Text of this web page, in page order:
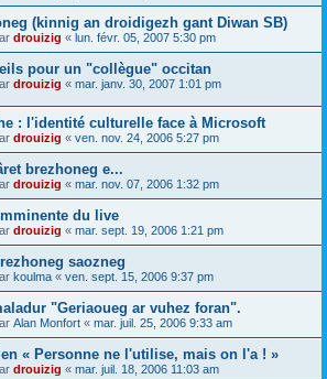
(kinnig an droidigezh gant Diwan SB)
drouizig « lun. févr. 05, 2007 5:30 pm
pour un "collègue" occitan
drouizig « mar. janv. 30, 2007 1:01 pm
: l'identité culturelle face à Microsoft
drouizig « ven. nov. 24, 2006 5:27 pm
brezhoneg e...
drouizig « mar. nov. 07, 2006 1:32 pm
du live
drouizig « mar. sept. 19, 2006 1:21 pm
saozneg
koulma « ven. sept. 15, 2006 9:37 pm
"Geriaoueg ar vuhez foran".
Alan Monfort « mar. juil. 25, 2006 9:33 am
« Personne ne l'utilise, mais on l'a ! »
drouizig « mar. juil. 18, 2006 11:03 am